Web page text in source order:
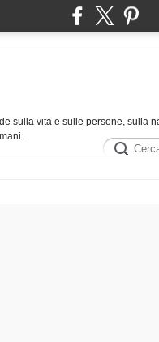
sulla vita e sulle persone, sulla